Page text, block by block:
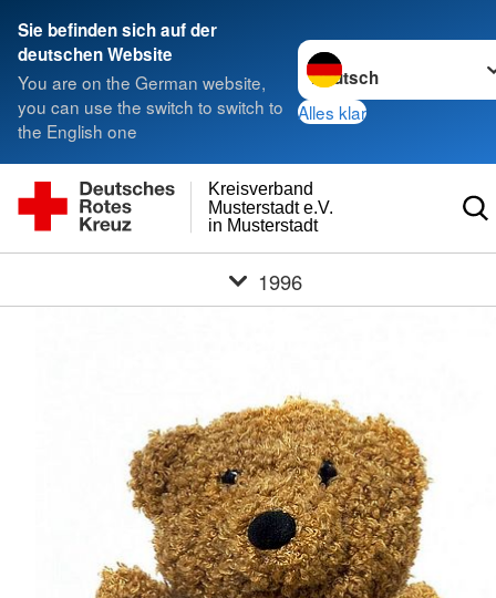
Sie befinden sich auf der
deutschen Website
You are on the German website,
you can use the switch to switch to
the English one
Sprache wechseln zu
Alles klar
in Musterstadt
Musterstadt e.V.
Kreisverband
1996